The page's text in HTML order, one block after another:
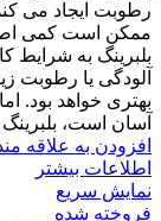
رطوبت ایجاد می
ممکن است کمی
بلبرینگ به شرایط
آلودگی یا رطوبت
بهتری خواهد بود.
آسان است،
افزودن به علاقه
اطلاعات بیشتر
نمایش سریع
فروخته شده